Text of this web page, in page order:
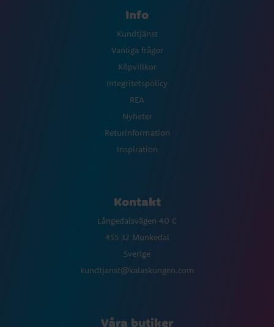
Info
Kundtjänst
Vanliga frågor
Köpvillkor
Integritetspolicy
REA
Nyheter
Returinformation
Inspiration
Kontakt
Långedalsvägen 40 C
455 32 Munkedal
Sverige
kundtjanst@kalaskungen.com
Våra butiker